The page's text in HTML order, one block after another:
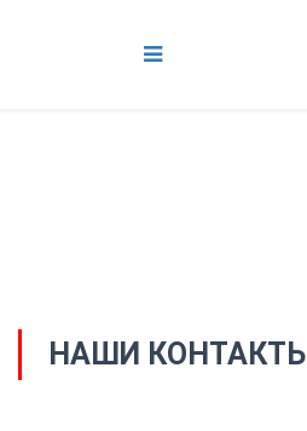
НАШИ КОНТАКТЫ